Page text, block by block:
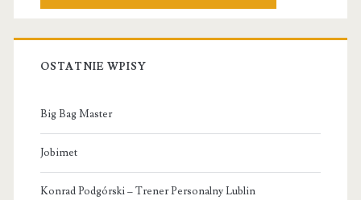
OSTATNIE WPISY
Big Bag Master
Jobimet
Konrad Podgórski – Trener Personalny Lublin